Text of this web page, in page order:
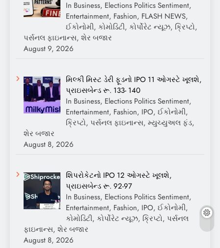
In Business, Elections Politics Sentiment,
Entertainment, Fashion, FLASH NEWS,
ઈકોનોમી, કોમોડિટી, કોર્પોરેટ ન્યૂઝ, ક્રિપ્ટો,
પર્સનલ ફાઇનાન્સ, શેર બજાર
August 9, 2026
મિલ્કી મિસ્ટ ડેરી ફૂડનો IPO 11 ઓગસ્ટે ખૂલશે,
પ્રાઇસબેન્ડ રૂ. 133- 140
In Business, Elections Politics Sentiment,
Entertainment, Fashion, IPO, ઈકોનોમી,
ક્રિપ્ટો, પર્સનલ ફાઇનાન્સ, મ્યુચ્યુઅલ ફંડ,
શેર બજાર
August 8, 2026
શિપરોકેટનો IPO 12 ઓગસ્ટે ખૂલશે,
પ્રાઇસબેન્ડ રૂ. 92-97
In Business, Elections Politics Sentiment,
Entertainment, Fashion, IPO, ઈકોનોમી,
કોમોડિટી, કોર્પોરેટ ન્યૂઝ, ક્રિપ્ટો, પર્સનલ
ફાઇનાન્સ, શેર બજાર
August 8, 2026